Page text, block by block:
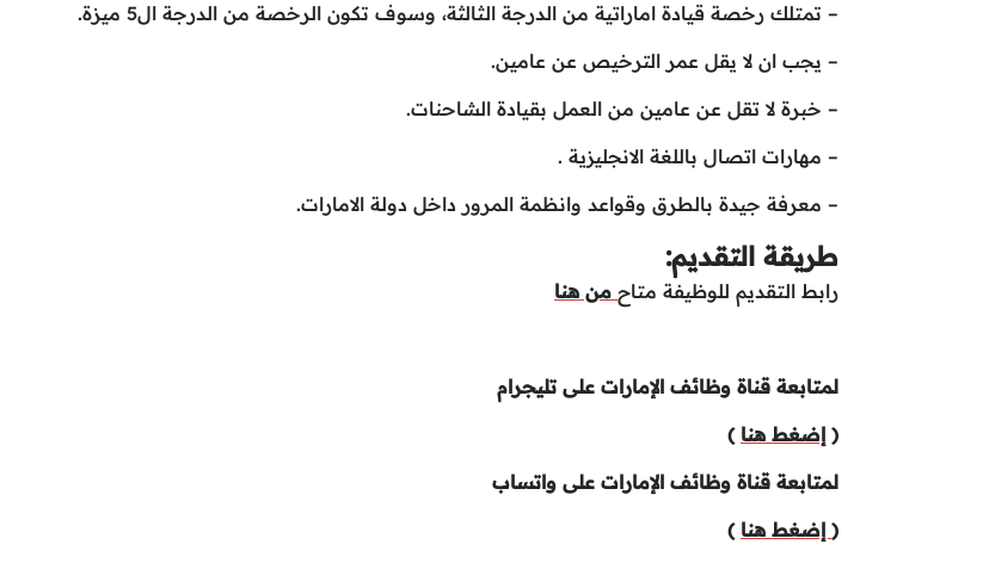
– تمتلك رخصة قيادة اماراتية من الدرجة الثالثة، وسوف تكون الرخصة من الدرجة ال5 ميزة.
– يجب ان لا يقل عمر الترخيص عن عامين.
– خبرة لا تقل عن عامين من العمل بقيادة الشاحنات.
– مهارات اتصال باللغة الانجليزية .
– معرفة جيدة بالطرق وقواعد وانظمة المرور داخل دولة الامارات.
طريقة التقديم:
رابط التقديم للوظيفة متاح من هنا
لمتابعة قناة وظائف الإمارات على تليجرام
( إضغط هنا )
لمتابعة قناة وظائف الإمارات على واتساب
( إضغط هنا )